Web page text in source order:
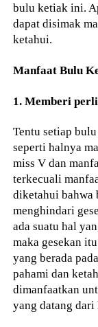
bulu ketiak ini.
dapat disimak
ketahui.
Manfaat Bulu
1. Memberi
Tentu setiap
seperti halnya
miss V dan
terkecuali
diketahui
menghindari
ada suatu hal
maka gesekan
yang berada
pahami dan
dimanfaatkan
yang datang dari